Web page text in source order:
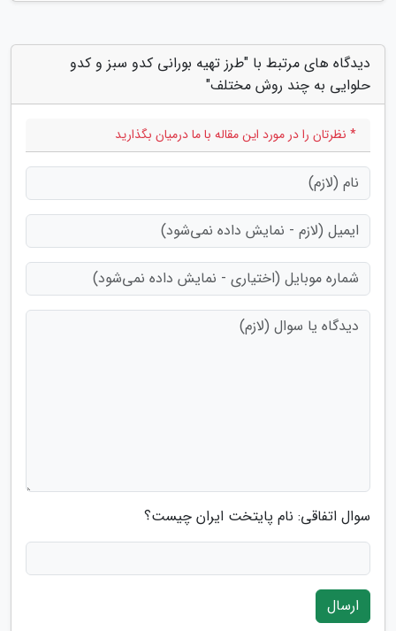
دیدگاه های مرتبط با "طرز تهیه بورانی کدو سبز و کدو
حلوایی به چند روش مختلف"
* نظرتان را در مورد این مقاله با ما درمیان بگذارید
سوال اتفاقی: نام پایتخت ایران چیست؟
ارسال